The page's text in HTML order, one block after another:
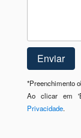
*Preenchimento
Ao clicar em
Privacidade.